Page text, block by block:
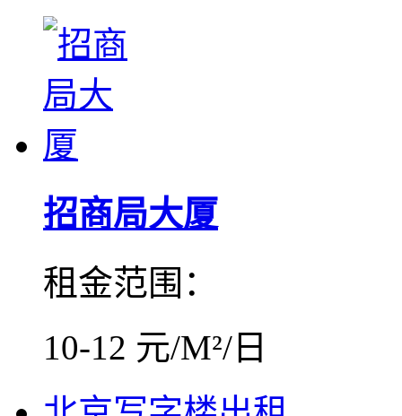
招商局大厦
租金范围：
10-12 元/M²/日